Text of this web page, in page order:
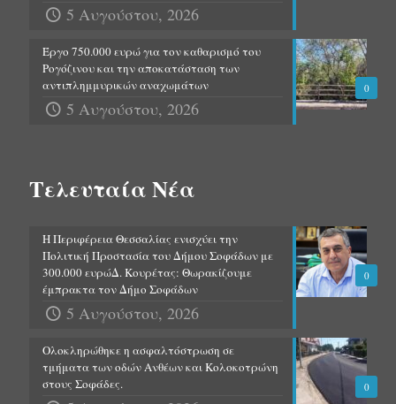
5 Αυγούστου, 2026
0
Έργο 750.000 ευρώ για τον καθαρισμό του
Ρογόζινου και την αποκατάσταση των
αντιπλημμυρικών αναχωμάτων
5 Αυγούστου, 2026
Τελευταία Νέα
0
Η Περιφέρεια Θεσσαλίας ενισχύει την
Πολιτική Προστασία του Δήμου Σοφάδων με
300.000 ευρώΔ. Κουρέτας: Θωρακίζουμε
έμπρακτα τον Δήμο Σοφάδων
5 Αυγούστου, 2026
0
Ολοκληρώθηκε η ασφαλτόστρωση σε
τμήματα των οδών Ανθέων και Κολοκοτρώνη
στους Σοφάδες.